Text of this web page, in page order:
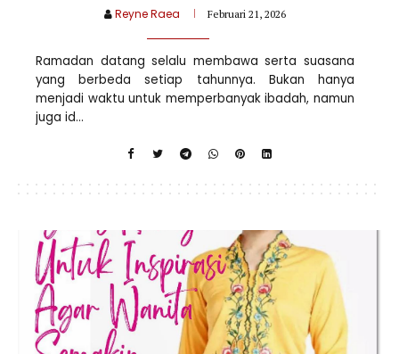
Reyne Raea Februari 21, 2026
Ramadan datang selalu membawa serta suasana
yang berbeda setiap tahunnya. Bukan hanya
menjadi waktu untuk memperbanyak ibadah, namun
juga id...